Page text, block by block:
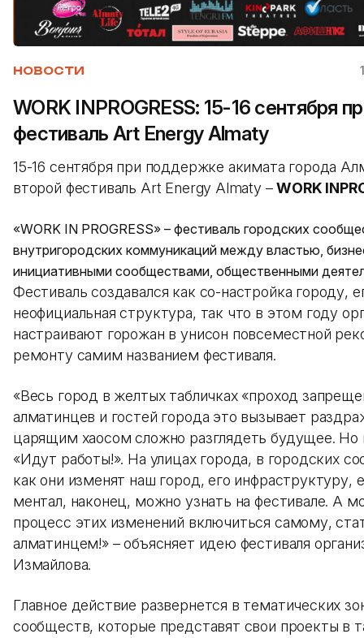
НОВОСТИ
WORK INPROGRESS: 15-16 сентября
фестиваль Art Energy Almaty
15-16 сентября при поддержке акимата города
второй фестиваль Art Energy Almaty –WORK
«WORK IN PROGRESS» – фестиваль городских
внутригородских коммуникаций между властью,
инициативными сообществами, общественными
Фестиваль создавался как со-настройка городу,
неофициальная структура, так что в этом году
настраивают горожан в унисон повсеместной
ремонту самим названием фестиваля.
«Весь город в желтых табличках «проход
алматинцев и гостей города это вызывает
царящим хаосом сложно разглядеть будущее. Но
«Идут работы!». На улицах города, в городских
как они изменят наш город, его инфраструктуру,
ментал, наконец, можно узнать на фестивале. А
процесс этих изменений включиться самому,
алматинцем!» – объясняет идею фестиваля
Измайлова.
Главное действие развернется в тематических
сообществ, которые представят свои проекты в